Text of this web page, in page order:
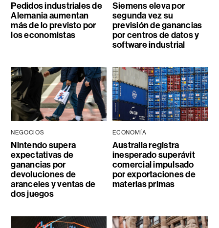
Pedidos industriales de
Alemania aumentan
más de lo previsto por
los economistas
Siemens eleva por
segunda vez su
previsión de ganancias
por centros de datos y
software industrial
NEGOCIOS
Nintendo supera
expectativas de
ganancias por
devoluciones de
aranceles y ventas de
dos juegos
ECONOMÍA
Australia registra
inesperado superávit
comercial impulsado
por exportaciones de
materias primas